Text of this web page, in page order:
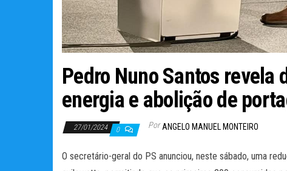
Pedro Nuno Santos revela
energia e abolição de
27/01/2024 0 Por ANGELO MANUEL MONTEIRO
O secretário-geral do PS anunciou, neste sábado, uma